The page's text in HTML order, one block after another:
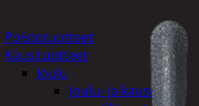
Poistotuotteet
Kausituotteet
Joulu
Joulu- ja kausivalot